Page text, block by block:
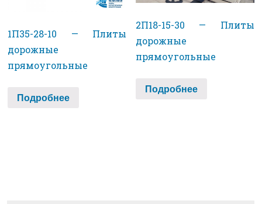
1П35-28-10 — Плиты
дорожные
прямоугольные
Подробнее
2П18-15-30 — Плиты
дорожные
прямоугольные
Подробнее